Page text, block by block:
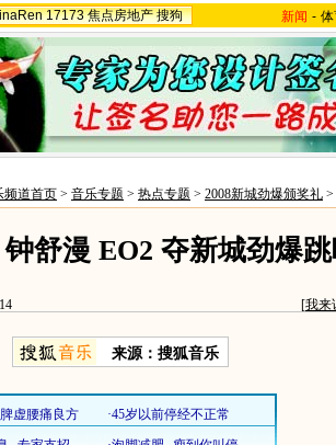
17173 焦点房地产 搜狗 新闻 -
频道首页 > 音乐专题 > 热点专题 > 2008新城劲爆颁奖礼 >
舒漫 EO2 夺新城劲爆
[我来
来源：搜狐音乐